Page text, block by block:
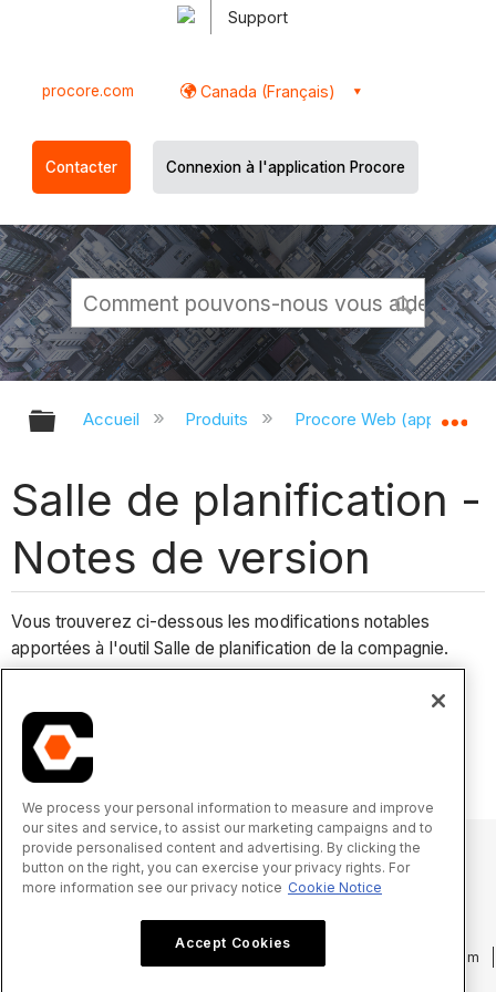
Support
procore.com Canada (Français)
Contacter Connexion à l'application Procore
Développer/réduire la hiérarchie
Accueil Produits Procore Web
Salle de planification -
Notes de version
Vous trouverez ci-dessous les modifications notables
apportées à l'outil Salle de planification de la compagnie.
Changements récents
Aucun changement notable récent.
procore.com
We process your personal information to measure and improve
our sites and service, to assist our marketing campaigns and to
provide personalised content and advertising. By clicking the
button on the right, you can exercise your privacy rights. For
more information see our privacy notice Cookie Notice
Accept Cookies